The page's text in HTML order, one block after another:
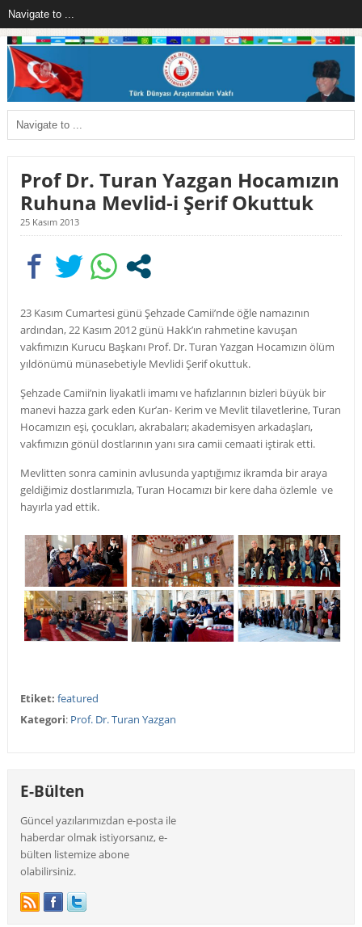
Prof Dr. Turan Yazgan Hocamızın
Ruhuna Mevlid-i Şerif Okuttuk
25 Kasım 2013
23 Kasım Cumartesi günü Şehzade Camii’nde öğle namazının
ardından, 22 Kasım 2012 günü Hakk’ın rahmetine kavuşan
vakfımızın Kurucu Başkanı Prof. Dr. Turan Yazgan Hocamızın ölüm
yıldönümü münasebetiyle Mevlidi Şerif okuttuk.
Şehzade Camii’nin liyakatli imamı ve hafızlarının bizleri büyük bir
manevi hazza gark eden Kur’an- Kerim ve Mevlit tilavetlerine, Turan
Hocamızın eşi, çocukları, akrabaları; akademisyen arkadaşları,
vakfımızın gönül dostlarının yanı sıra camii cemaati iştirak etti.
Mevlitten sonra caminin avlusunda yaptığımız ikramda bir araya
geldiğimiz dostlarımızla, Turan Hocamızı bir kere daha özlemle ve
hayırla yad ettik.
Etiket: featured
Kategori: Prof. Dr. Turan Yazgan
E-Bülten
Güncel yazılarımızdan e-posta ile
haberdar olmak istiyorsanız, e-
bülten listemize abone
olabilirsiniz.